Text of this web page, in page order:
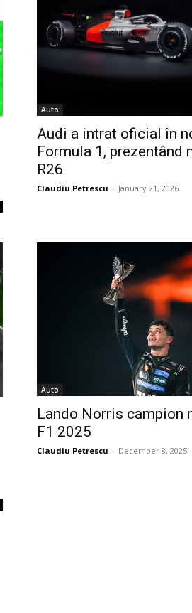
Auto
Audi a intrat oficial în
Formula 1, prezentând
R26
Claudiu Petrescu - January 21, 2026
Auto
Lando Norris campion
F1 2025
Claudiu Petrescu - December 8, 2025